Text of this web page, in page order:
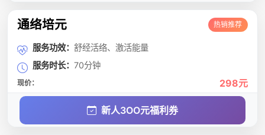
通络培元 热销推荐
服务功效： 舒经活络、激活能量
服务时长： 70分钟
现价： 298元
新人3OO元福利券